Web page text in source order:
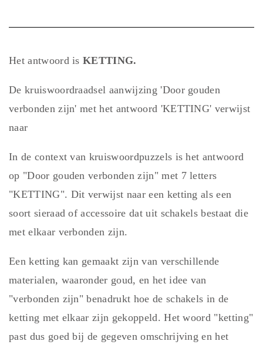
Het antwoord isKETTING.
De kruiswoordraadsel aanwijzing 'Door gouden
verbonden zijn' met het antwoord 'KETTING' verwijst
naar
In de context van kruiswoordpuzzels is het antwoord
op "Door gouden verbonden zijn" met 7 letters
"KETTING". Dit verwijst naar een ketting als een
soort sieraad of accessoire dat uit schakels bestaat die
met elkaar verbonden zijn.
Een ketting kan gemaakt zijn van verschillende
materialen, waaronder goud, en het idee van
"verbonden zijn" benadrukt hoe de schakels in de
ketting met elkaar zijn gekoppeld. Het woord "ketting"
past dus goed bij de gegeven omschrijving en het